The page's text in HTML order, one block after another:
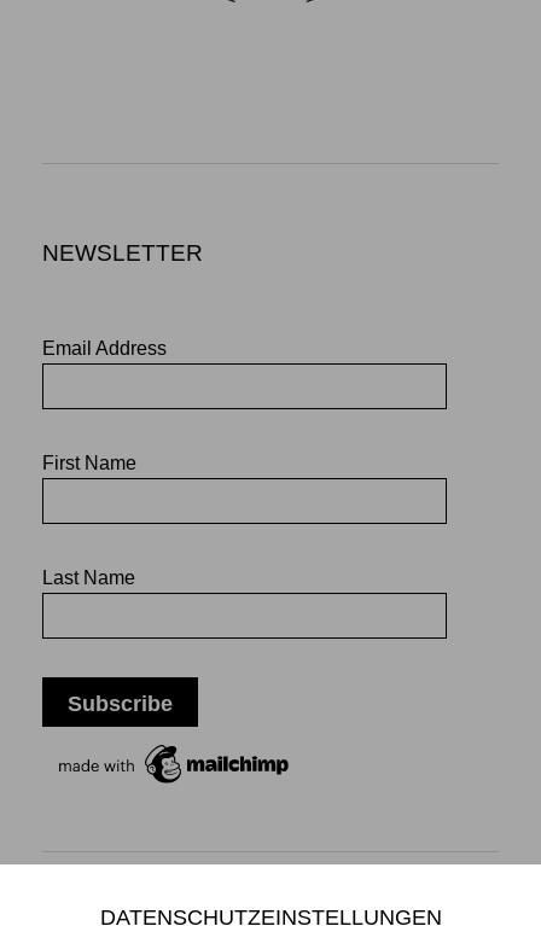
NEWSLETTER
Email Address
First Name
Last Name
Mikiko Sato Gallery ı Klosterwall 13 ı 20095 Hamburg
DATENSCHUTZEINSTELLUNGEN